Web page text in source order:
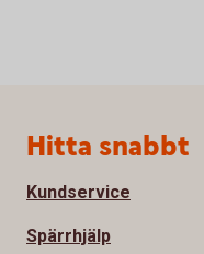
Sidfot
Hitta snabbt
Kundservice
Spärrhjälp